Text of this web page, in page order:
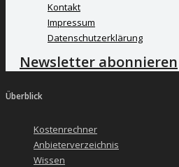
Kontakt
Impressum
Datenschutzerklärung
Newsletter abonnieren
Überblick
Kostenrechner
Anbieterverzeichnis
Wissen